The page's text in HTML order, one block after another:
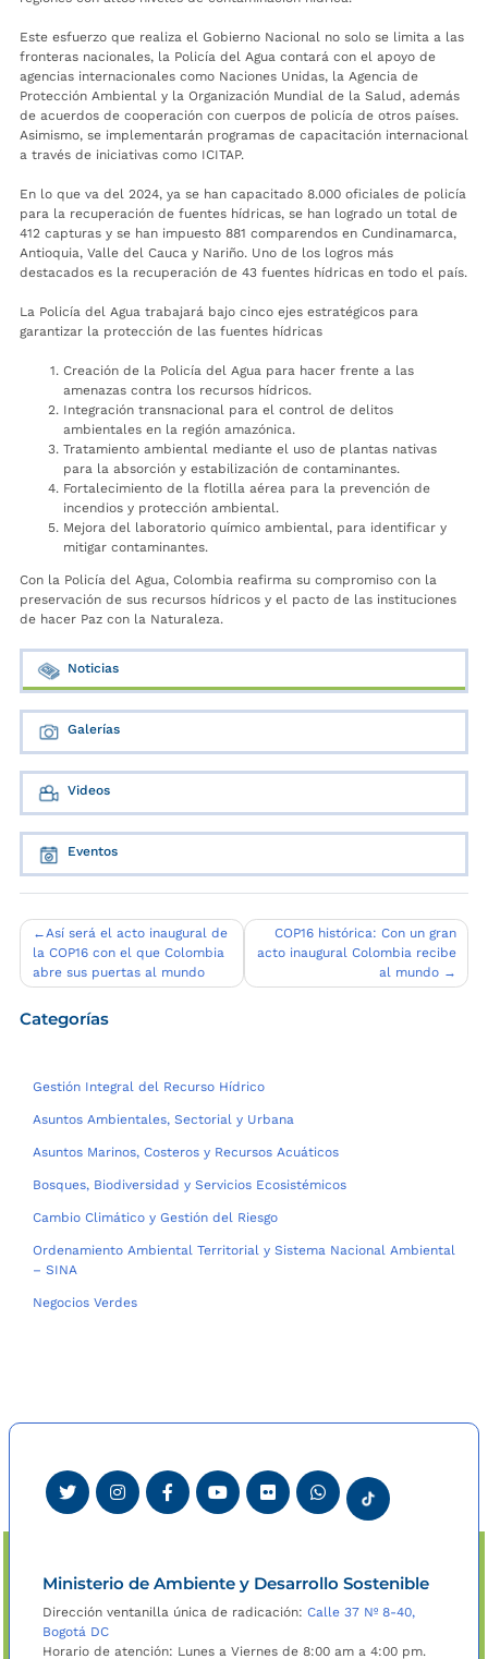
Este esfuerzo que realiza el Gobierno Nacional no solo se limita a las
fronteras nacionales, la Policía del Agua contará con el apoyo de
agencias internacionales como Naciones Unidas, la Agencia de
Protección Ambiental y la Organización Mundial de la Salud, además
de acuerdos de cooperación con cuerpos de policía de otros países.
Asimismo, se implementarán programas de capacitación internacional
a través de iniciativas como ICITAP.
En lo que va del 2024, ya se han capacitado 8.000 oficiales de policía
para la recuperación de fuentes hídricas, se han logrado un total de
412 capturas y se han impuesto 881 comparendos en Cundinamarca,
Antioquia, Valle del Cauca y Nariño. Uno de los logros más
destacados es la recuperación de 43 fuentes hídricas en todo el país.
La Policía del Agua trabajará bajo cinco ejes estratégicos para
garantizar la protección de las fuentes hídricas
Creación de la Policía del Agua para hacer frente a las
amenazas contra los recursos hídricos.
Integración transnacional para el control de delitos
ambientales en la región amazónica.
Tratamiento ambiental mediante el uso de plantas nativas
para la absorción y estabilización de contaminantes.
Fortalecimiento de la flotilla aérea para la prevención de
incendios y protección ambiental.
Mejora del laboratorio químico ambiental, para identificar y
mitigar contaminantes.
Con la Policía del Agua, Colombia reafirma su compromiso con la
preservación de sus recursos hídricos y el pacto de las instituciones
de hacer Paz con la Naturaleza.
Noticias
Galerías
Videos
Eventos
Navegación
de
entradas
Así será el acto inaugural de
la COP16 con el que Colombia
abre sus puertas al mundo
COP16 histórica: Con un gran
acto inaugural Colombia recibe
al mundo
Categorías
Gestión Integral del Recurso Hídrico
Asuntos Ambientales, Sectorial y Urbana
Asuntos Marinos, Costeros y Recursos Acuáticos
Bosques, Biodiversidad y Servicios Ecosistémicos
Cambio Climático y Gestión del Riesgo
Ordenamiento Ambiental Territorial y Sistema Nacional Ambiental
– SINA
Negocios Verdes
Ministerio de Ambiente y Desarrollo Sostenible
Dirección ventanilla única de radicación: Calle 37 Nº 8-40,
Bogotá DC
Horario de atención: Lunes a Viernes de 8:00 am a 4:00 pm.